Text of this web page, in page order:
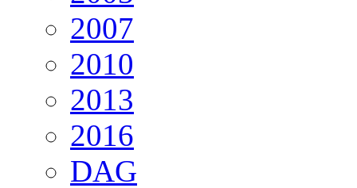
2007
2010
2013
2016
DAG